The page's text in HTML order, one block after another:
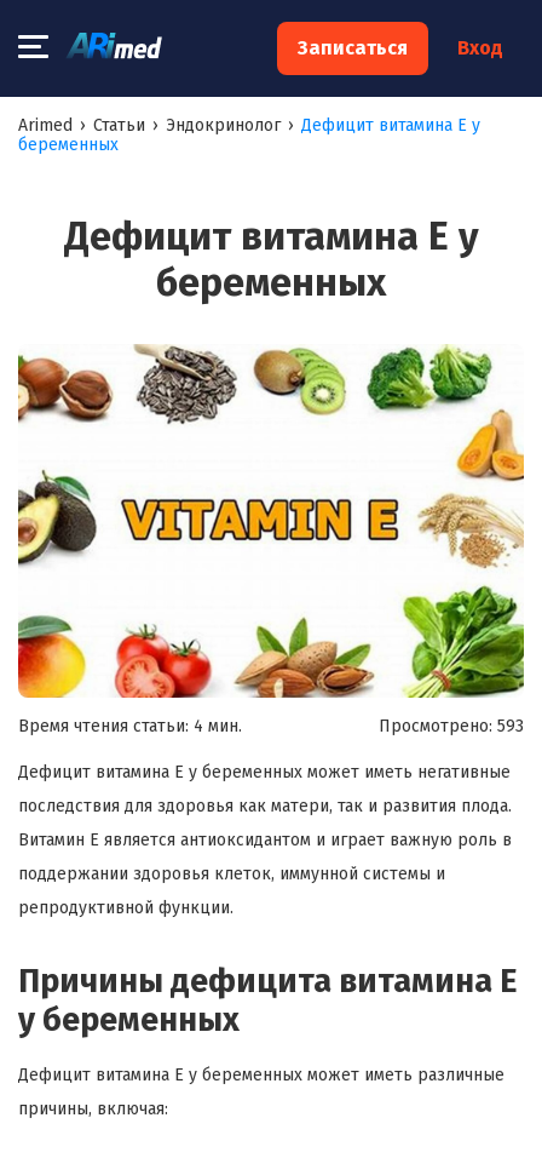
Записаться Вход
Arimed › Статьи › Эндокринолог › Дефицит витамина Е у
беременных
Дефицит витамина Е у
беременных
Время чтения статьи: 4 мин. Просмотрено: 593
Дефицит витамина Е у беременных может иметь негативные
последствия для здоровья как матери, так и развития плода.
Витамин Е является антиоксидантом и играет важную роль в
поддержании здоровья клеток, иммунной системы и
репродуктивной функции.
Причины дефицита витамина Е
у беременных
Дефицит витамина Е у беременных может иметь различные
причины, включая:
×
Запишитесь на консультацию к
Ваш e-mail:*
обработку моих персональных данных